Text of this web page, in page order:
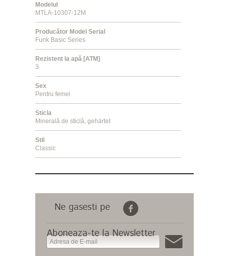
Modelul
MTLA-10307-12M
Producător Model Serial
Funk Basic Series
Rezistent la apă [ATM]
3
Sex
Pentru femei
Sticla
Minerală de sticlă, gehärtet
Stil
Classic
Ne gasesti pe
Aboneaza-te la Newsletter